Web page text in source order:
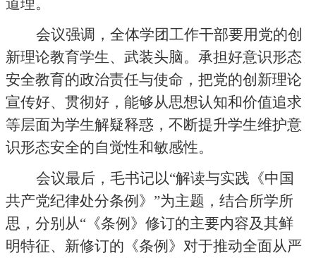
道理。
会议强调，全体学团工作干部要用党的创
新理论教育学生、武装头脑。承担好意识形态
安全教育的政治责任与使命，把党的创新理论
宣传好、贯彻好，能够从思想认知和价值追求
等层面为学生解疑释惑，不断提升学生维护意
识形态安全的自觉性和敏感性。
会议最后，毛书记以“解读与实践《中国
共产党纪律处分条例》”为主题，结合所学所
思，分别从“《条例》修订的主要内容及其鲜
明特征、新修订的《条例》对于推动全面从严